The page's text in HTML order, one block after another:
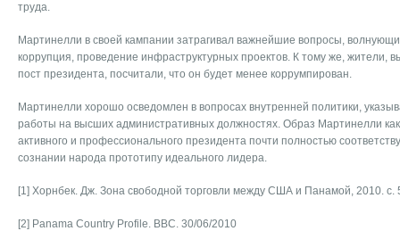
труда.
Мартинелли в своей кампании затрагивал важнейшие вопросы,
коррупция, проведение инфраструктурных проектов. К тому же, жители,
пост президента, посчитали, что он будет менее коррумпирован.
Мартинелли хорошо осведомлен в вопросах внутренней политики,
работы на высших административных должностях. Образ Мартинелли
активного и профессионального президента почти полностью
сознании народа прототипу идеального лидера.
[1] Хорнбек. Дж. Зона свободной торговли между США и Панамой, 2010. с.
[2] Panama Country Profile. BBC. 30/06/2010